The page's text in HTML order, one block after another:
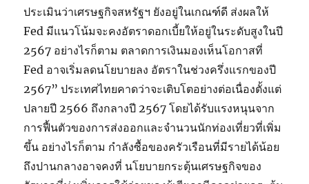
ประเมินว่าเศรษฐกิจสหรัฐฯ ยังอยู่ในเกณฑ์ดี ส่งผลให้
Fed มีแนวโน้มจะคงอัตราดอกเบี้ยให้อยู่ในระดับสูงในปี
2567 อย่างไรก็ตาม ตลาดการเงินมองเห็นโอกาสที่
Fed อาจเริ่มลดนโยบายลง อัตราในช่วงครึ่งแรกของปี
2567” ประเทศไทยคาดว่าจะเติบโตอย่างต่อเนื่องตั้งแต่
ปลายปี 2566 ถึงกลางปี ​​2567 โดยได้รับแรงหนุนจาก
การฟื้นตัวของการส่งออกและจำนวนนักท่องเที่ยวที่เพิ่ม
ขึ้น อย่างไรก็ตาม กำลังซื้อของครัวเรือนที่มีรายได้น้อย
ถึงปานกลางอาจคงที่ นโยบายกระตุ้นเศรษฐกิจของ